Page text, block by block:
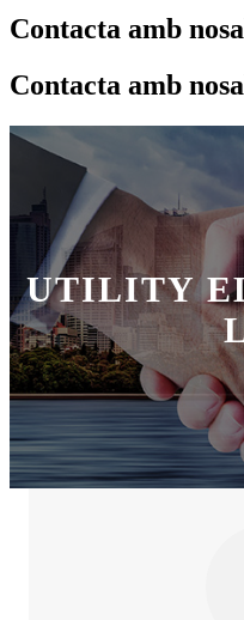
Contacta amb
Contacta amb
UTILITY